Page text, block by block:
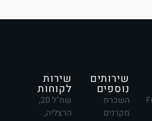
שירותים
נוספים
השכרת
מקרנים
שירות
לקוחות
שח"ל 20,
הרצליה,